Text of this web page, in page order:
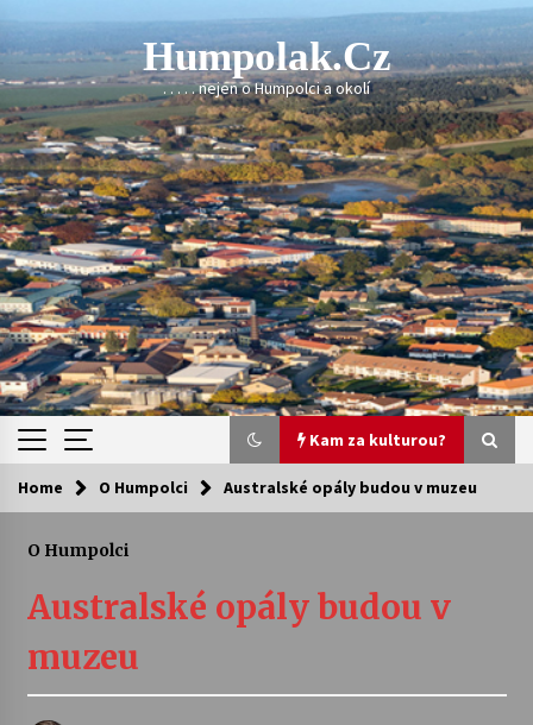
content
Humpolak.cz
. . . . . nejen o Humpolci a okolí
Kam za kulturou?
Kam za kulturou?
Sukuba Ensemble
4. 8. 2026
kapkou
Home O Humpolci Australské opály budou v muzeu
O Humpolci
Australské opály budou v
muzeu